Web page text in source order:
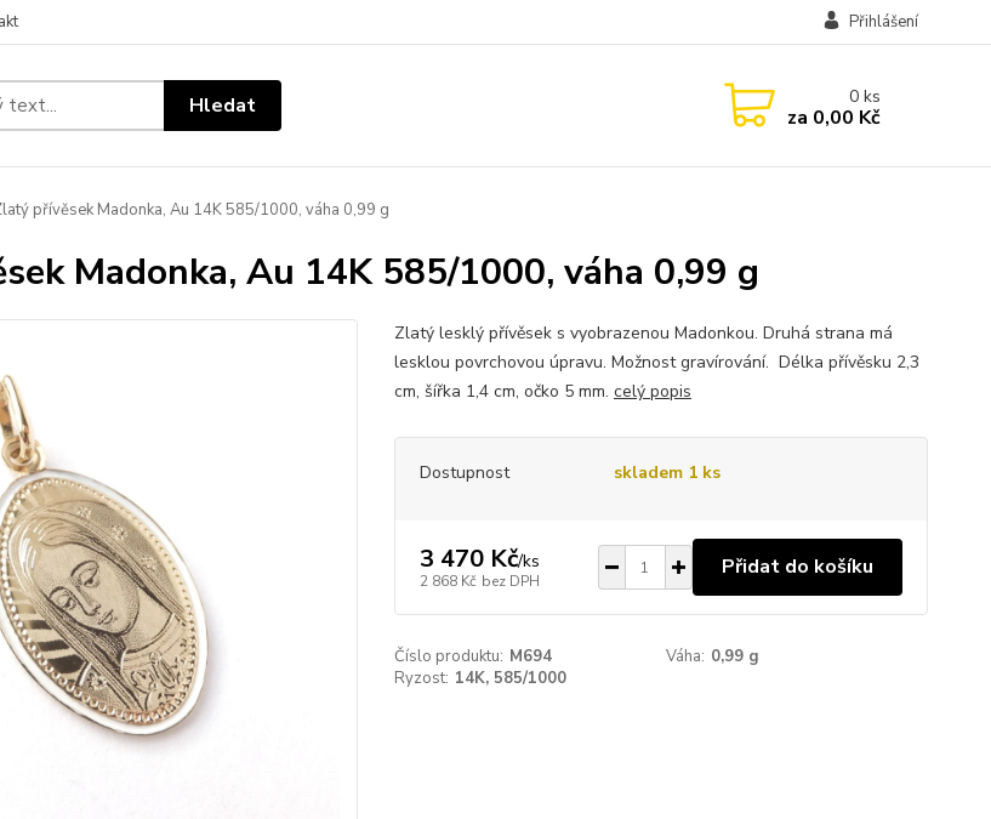
Přihlášení
Hledat 0ks
za 0,00 Kč
přívěsek Madonka, Au 14K 585/1000, váha 0,99 g
Madonka, Au 14K 585/1000, váha 0,99 g
Zlatý lesklý přívěsek s vyobrazenou Madonkou. Druhá strana má
lesklou povrchovou úpravu. Možnost gravírování. Délka přívěsku 2,3
cm, šířka 1,4 cm, očko 5 mm. celý popis
Dostupnost skladem 1 ks
3 470 Kč/ks
2 868 Kč bez DPH
Přidat do košíku
Číslo produktu: M694 Váha: 0,99 g
Ryzost: 14K, 585/1000